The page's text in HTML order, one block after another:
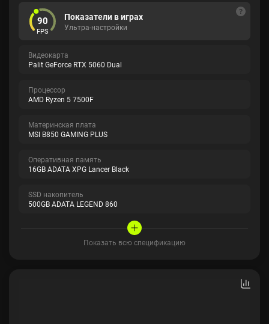
90
FPS
Показатели в играх
Ультра-настройки
Видеокарта
Palit GeForce RTX 5060 Dual
Процессор
AMD Ryzen 5 7500F
Материнская плата
MSI B850 GAMING PLUS
Оперативная память
16GB ADATA XPG Lancer Black
SSD накопитель
500GB ADATA LEGEND 860
Показать всю спецификацию